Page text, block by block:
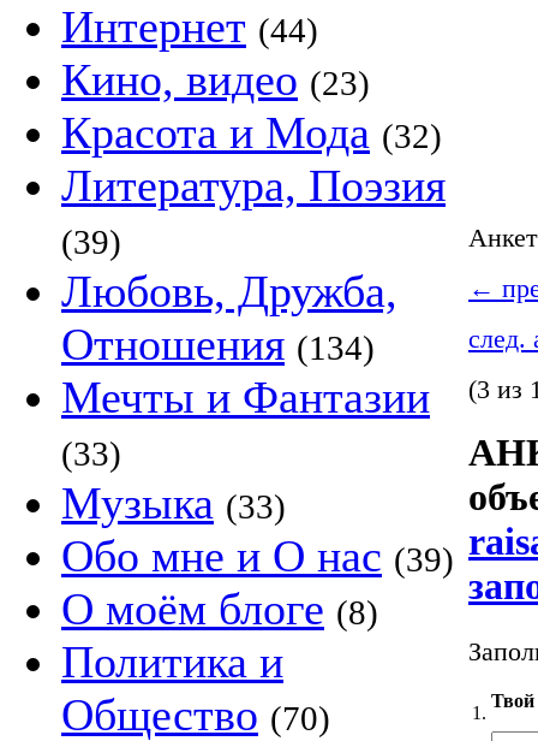
Интернет (44)
Кино, видео (23)
Красота и Мода (32)
Литература, Поэзия
(39)
Любовь, Дружба,
Отношения (134)
Мечты и Фантазии
(33)
Музыка (33)
Обо мне и О нас (39)
О моём блоге (8)
Политика и
Общество (70)
←
след.
(3 из
1.
Твой